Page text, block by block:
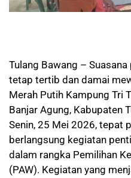
Tulang Bawang –
tetap tertib dan damai
Merah Putih Kampung Tri
Banjar Agung, Kabupaten
Senin, 25 Mei 2026, tepat
berlangsung kegiatan
dalam rangka Pemilihan
(PAW). Kegiatan yang